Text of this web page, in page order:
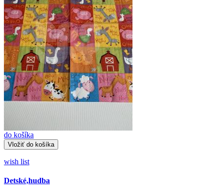
do košíka
wish list
Detské,hudba